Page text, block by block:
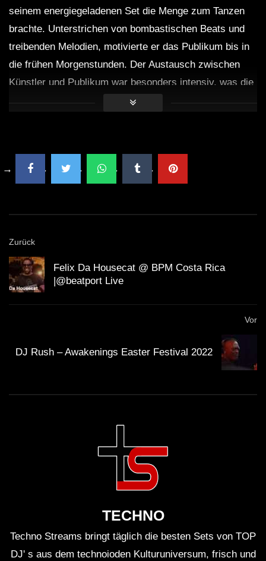
seinem energiegeladenen Set die Menge zum Tanzen
brachte. Unterstrichen von bombastischen Beats und
treibenden Melodien, motivierte er das Publikum bis in
die frühen Morgenstunden. Der Austausch zwischen
Künstler und Publikum war besonders intensiv, was die
ganze Nacht unvergesslich machte.
Das Event wurde am 7. Dezember 2024 in Savaya
gehören zu den Top-Acts der internationalen
elektronischen Musikszene.
Samstagabend war nicht nur musikalisch, sondern
Lichtinstallationen.
Das LIQUID : LAB Event-Konzept fokussiert sich
auf innovative Klangexperimente und immersive
Stunden ausverkauft, was auf hohe Nachfrage
Zurück
Felix Da Housecat @ BPM Costa Rica
|@beatport Live
Vor
DJ Rush – Awakenings Easter Festival 2022
TECHNO
Techno Streams bringt täglich die besten Sets von TOP
DJ' s aus dem technoioden Kulturuniversum, frisch und